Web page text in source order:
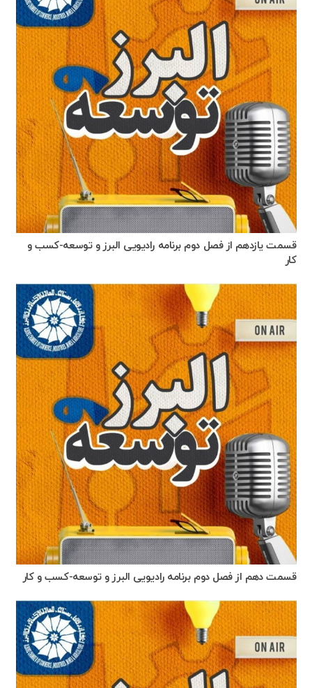
قسمت یازدهم از فصل دوم برنامه رادیویی البرز و توسعه-کسب و
کار
قسمت دهم از فصل دوم برنامه رادیویی البرز و توسعه-کسب و کار